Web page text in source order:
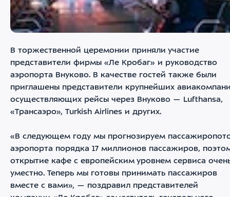
В торжественной церемонии приняли участие
представители фирмы «Ле Кробаг» и руководство
аэропорта Внуково. В качестве гостей также были
приглашены представители крупнейших
осуществляющих рейсы через Внуково — Lufthansa,
«Трансаэро», Turkish Airlines и других.
«В следующем году мы прогнозируем
аэропорта порядка 17 миллионов пассажиров,
открытие кафе с европейским уровнем сервиса
уместно. Теперь мы готовы принимать пассажиров
вместе с вами», — поздравил представителей